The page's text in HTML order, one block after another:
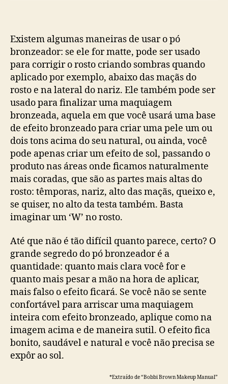
Existem algumas maneiras de usar o pó
bronzeador: se ele for matte, pode ser usado
para corrigir o rosto criando sombras quando
aplicado por exemplo, abaixo das maçãs do
rosto e na lateral do nariz. Ele também pode ser
usado para finalizar uma maquiagem
bronzeada, aquela em que você usará uma base
de efeito bronzeado para criar uma pele um ou
dois tons acima do seu natural, ou ainda, você
pode apenas criar um efeito de sol, passando o
produto nas áreas onde ficamos naturalmente
mais coradas, que são as partes mais altas do
rosto: têmporas, nariz, alto das maçãs, queixo e,
se quiser, no alto da testa também. Basta
imaginar um ‘W’ no rosto.
Até que não é tão difícil quanto parece, certo? O
grande segredo do pó bronzeador é a
quantidade: quanto mais clara você for e
quanto mais pesar a mão na hora de aplicar,
mais falso o efeito ficará. Se você não se sente
confortável para arriscar uma maquiagem
inteira com efeito bronzeado, aplique como na
imagem acima e de maneira sutil. O efeito fica
bonito, saudável e natural e você não precisa se
expôr ao sol.
*Extraído de “Bobbi Brown Makeup Manual”